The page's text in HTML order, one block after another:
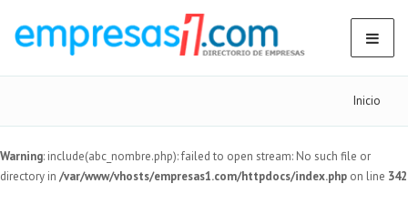
Inicio
Warning: include(abc_nombre.php): failed to open stream: No such file or
directory in /var/www/vhosts/empresas1.com/httpdocs/index.php on line 342